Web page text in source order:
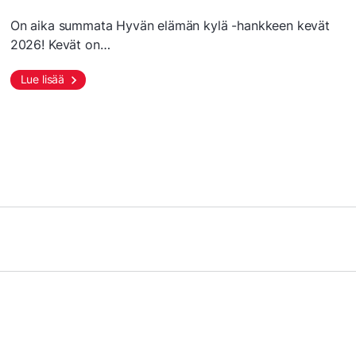
On aika summata Hyvän elämän kylä -hankkeen kevät
2026! Kevät on…
Lue lisää